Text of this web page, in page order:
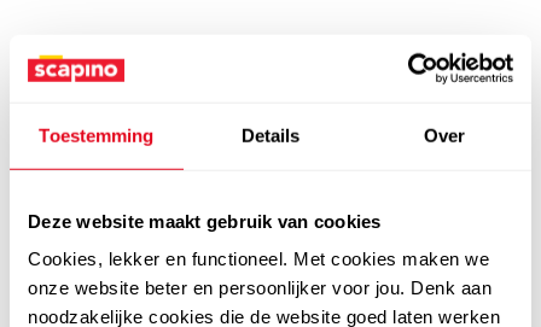
Toestemming Details Over
Deze website maakt gebruik van cookies
Cookies, lekker en functioneel. Met cookies maken we
onze website beter en persoonlijker voor jou. Denk aan
noodzakelijke cookies die de website goed laten werken